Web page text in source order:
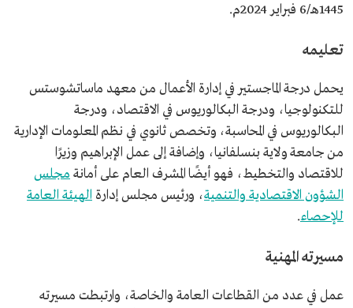
تاريخ التعيين
1442هـ/2021م.
ماساتشوستس للتكنولوجيا.
تخصص ثانوي في نظم المعلومات الإدارية من جامعة ولاية
بنسلفانيا.
1445هـ/6 فبراير 2024م.
تعليمه
يحمل درجة الماجستير في إدارة الأعمال من معهد ماساتشوستس
للتكنولوجيا، ودرجة البكالوريوس في الاقتصاد، ودرجة
البكالوريوس في المحاسبة، وتخصص ثانوي في نظم المعلومات الإدارية
من جامعة ولاية بنسلفانيا، وإضافة إلى عمل الإبراهيم وزيرًا
للاقتصاد والتخطيط، فهو أيضًا المشرف العام على أمانة مجلس
الشؤون الاقتصادية والتنمية، ورئيس مجلس إدارة الهيئة العامة
للإحصاء.
مسيرته المهنية
عمل في عدد من القطاعات العامة والخاصة، وارتبطت مسيرته